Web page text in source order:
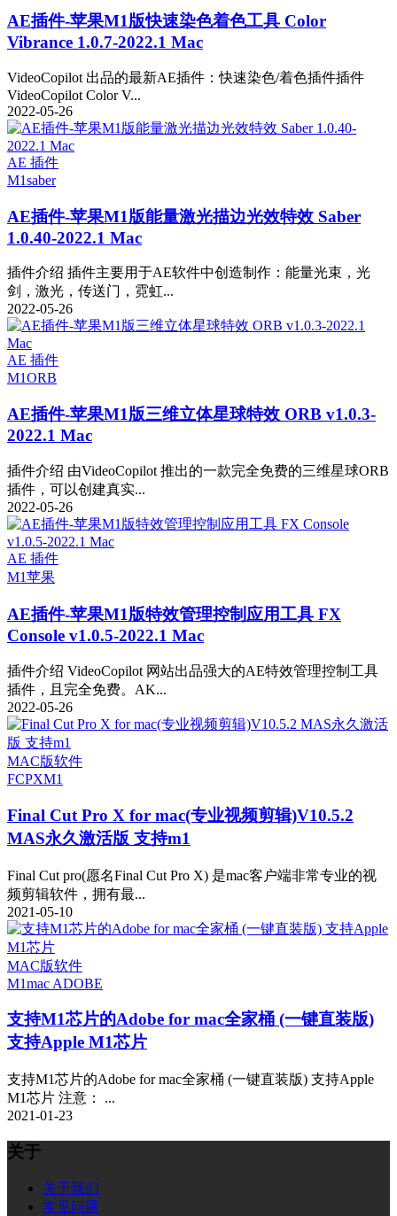
AE插件-苹果M1版快速染色着色工具 Color
Vibrance 1.0.7-2022.1 Mac
VideoCopilot 出品的最新AE插件：快速染色/着色插件插件
VideoCopilot Color V...
2022-05-26
AE 插件
M1saber
AE插件-苹果M1版能量激光描边光效特效 Saber
1.0.40-2022.1 Mac
插件介绍 插件主要用于AE软件中创造制作：能量光束，光
剑，激光，传送门，霓虹...
2022-05-26
AE 插件
M1ORB
AE插件-苹果M1版三维立体星球特效 ORB v1.0.3-
2022.1 Mac
插件介绍 由VideoCopilot 推出的一款完全免费的三维星球ORB
插件，可以创建真实...
2022-05-26
AE 插件
M1苹果
AE插件-苹果M1版特效管理控制应用工具 FX
Console v1.0.5-2022.1 Mac
插件介绍 VideoCopilot 网站出品强大的AE特效管理控制工具
插件，且完全免费。AK...
2022-05-26
MAC版软件
FCPXM1
Final Cut Pro X for mac(专业视频剪辑)V10.5.2
MAS永久激活版 支持m1
Final Cut pro(愿名Final Cut Pro X) 是mac客户端非常专业的视
频剪辑软件，拥有最...
2021-05-10
MAC版软件
M1mac ADOBE
支持M1芯片的Adobe for mac全家桶 (一键直装版)
支持Apple M1芯片
支持M1芯片的Adobe for mac全家桶 (一键直装版) 支持Apple
M1芯片 注意： ...
2021-01-23
关于
关于我们
常见问题